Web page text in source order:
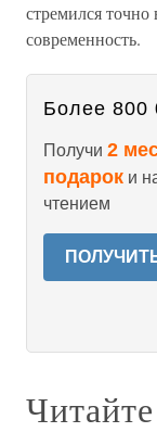
стремился
современность.
Более 800
Получи 2
подарок и
чтением